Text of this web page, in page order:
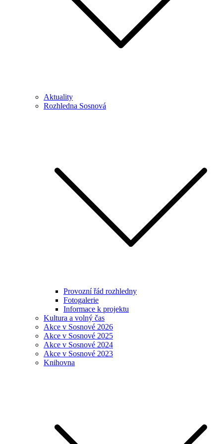
Aktuality
Rozhledna Sosnová
Provozní řád rozhledny
Fotogalerie
Informace k projektu
Kultura a volný čas
Akce v Sosnové 2026
Akce v Sosnové 2025
Akce v Sosnové 2024
Akce v Sosnové 2023
Knihovna